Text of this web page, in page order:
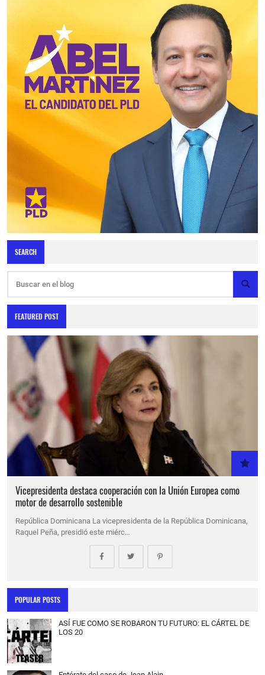
SEARCH
FEATURED POST
Vicepresidenta destaca cooperación con la Unión Europea como
motor de desarrollo sostenible
República Dominicana La vicepresidenta de la República Dominicana,
Raquel Peña, presidió este miérc…
POPULAR POSTS
ASÍ FUE COMO SE ROBARON TU FUTURO: EL CÁRTEL DE
LOS 20